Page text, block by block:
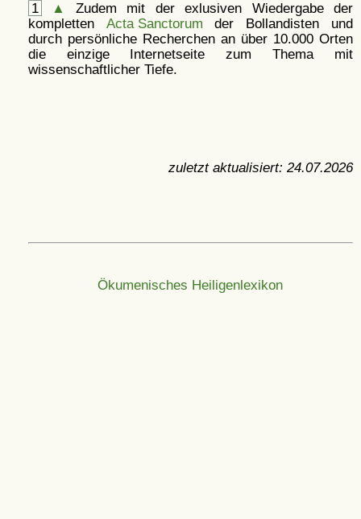
1 ▲
Zudem mit der exlusiven Wiedergabe der
kompletten Acta Sanctorum der Bollandisten und
durch persönliche Recherchen an über 10.000 Orten
die einzige Internetseite zum Thema mit
wissenschaftlicher Tiefe.
zuletzt aktualisiert: 24.07.2026
Ökumenisches Heiligenlexikon